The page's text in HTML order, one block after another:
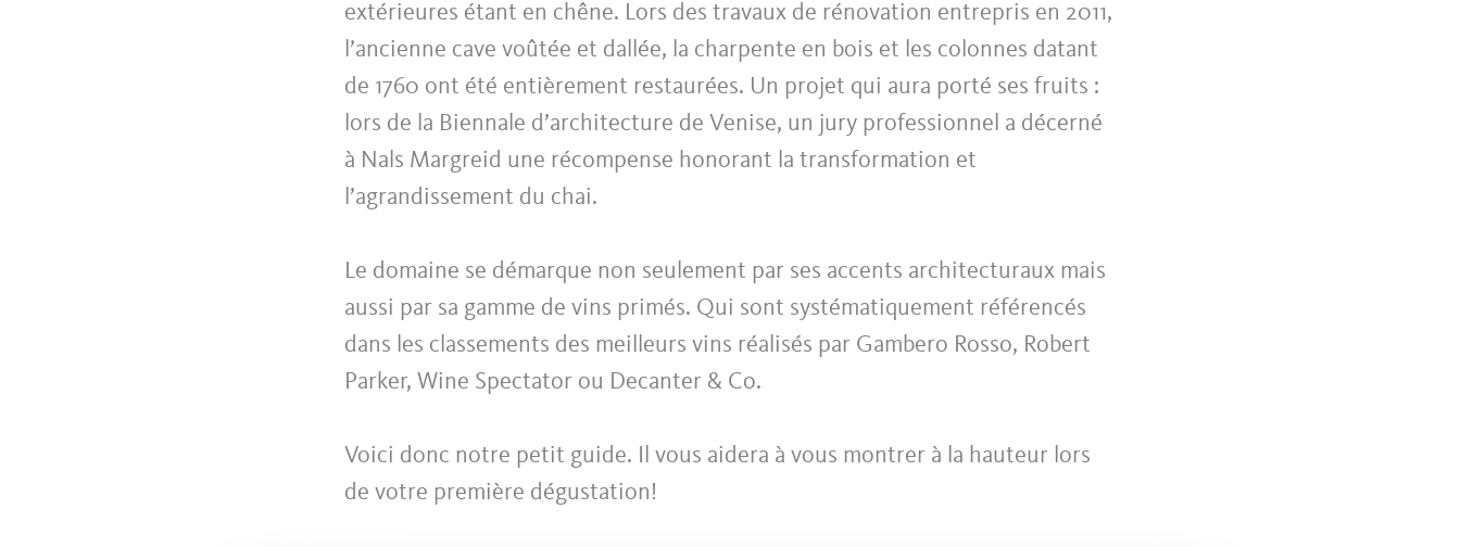
extérieures étant en chêne. Lors des travaux de rénovation entrepris en 2011,
l’ancienne cave voûtée et dallée, la charpente en bois et les colonnes datant
de 1760 ont été entièrement restaurées. Un projet qui aura porté ses fruits :
lors de la Biennale d’architecture de Venise, un jury professionnel a décerné
à Nals Margreid une récompense honorant la transformation et
l’agrandissement du chai.
Le domaine se démarque non seulement par ses accents architecturaux mais
aussi par sa gamme de vins primés. Qui sont systématiquement référencés
dans les classements des meilleurs vins réalisés par Gambero Rosso, Robert
Parker, Wine Spectator ou Decanter & Co.
Voici donc notre petit guide. Il vous aidera à vous montrer à la hauteur lors
de votre première dégustation!